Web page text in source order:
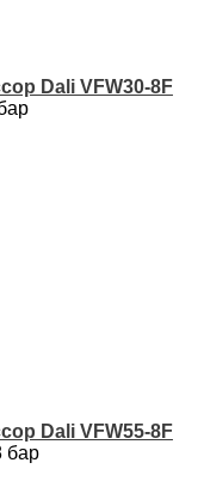
Dali VFW30-8F
Dali VFW55-8F
бар